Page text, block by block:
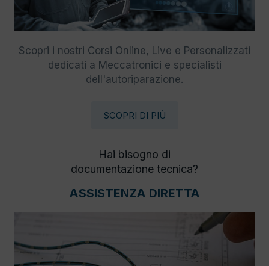
Scopri i nostri Corsi Online, Live e Personalizzati
dedicati a Meccatronici e specialisti
dell'autoriparazione.
SCOPRI DI PIÙ
Hai bisogno di
documentazione tecnica?
ASSISTENZA DIRETTA